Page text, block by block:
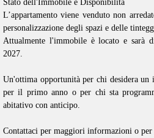
L’appartamento viene venduto non
personalizzazione degli spazi e delle
Attualmente l'immobile è locato e sarà
2027.
Un'ottima opportunità per chi desidera un
per il primo anno o per chi sta
abitativo con anticipo.
Contattaci per maggiori informazioni o per